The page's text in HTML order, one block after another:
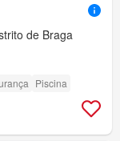
de Braga
Piscina